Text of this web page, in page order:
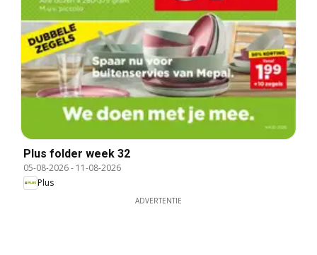
Plus folder week 32
05-08-2026- 11-08-2026
Plus
ADVERTENTIE